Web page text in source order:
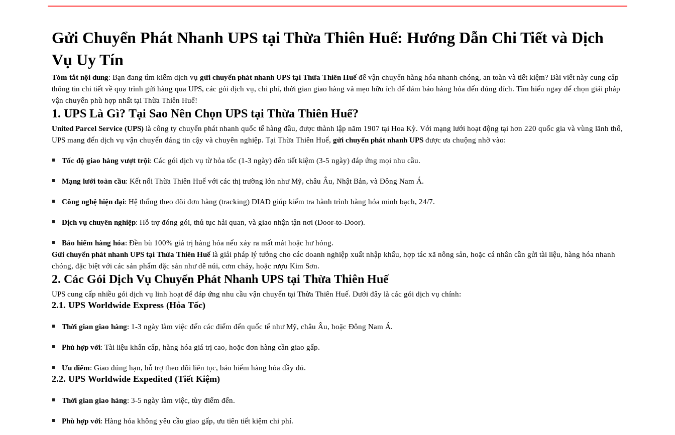
Gửi Chuyển Phát Nhanh UPS tại Thừa Thiên Huế: Hướng Dẫn Chi Tiết và Dịch
Vụ Uy Tín
Tóm tắt nội dung: Bạn đang tìm kiếm dịch vụ gửi chuyển phát nhanh UPS tại Thừa Thiên Huếđể vận chuyển hàng hóa nhanh chóng, an toàn và tiết kiệm? Bài viết này cung cấp
thông tin chi tiết về quy trình gửi hàng qua UPS, các gói dịch vụ, chi phí, thời gian giao hàng và mẹo hữu ích để đảm bảo hàng hóa đến đúng đích. Tìm hiểu ngay để chọn giải pháp
vận chuyển phù hợp nhất tại Thừa Thiên Huế!
1. UPS Là Gì? Tại Sao Nên Chọn UPS tại Thừa Thiên Huế?
United Parcel Service (UPS)là công ty chuyển phát nhanh quốc tế hàng đầu, được thành lập năm 1907 tại Hoa Kỳ. Với mạng lưới hoạt động tại hơn 220 quốc gia và vùng lãnh thổ,
UPS mang đến dịch vụ vận chuyển đáng tin cậy và chuyên nghiệp. Tại Thừa Thiên Huế, gửi chuyển phát nhanh UPSđược ưa chuộng nhờ vào:
Tốc độ giao hàng vượt trội: Các gói dịch vụ từ hỏa tốc (1-3 ngày) đến tiết kiệm (3-5 ngày) đáp ứng mọi nhu cầu.
Mạng lưới toàn cầu: Kết nối Thừa Thiên Huế với các thị trường lớn như Mỹ, châu Âu, Nhật Bản, và Đông Nam Á.
Công nghệ hiện đại: Hệ thống theo dõi đơn hàng (tracking) DIAD giúp kiểm tra hành trình hàng hóa minh bạch, 24/7.
Dịch vụ chuyên nghiệp: Hỗ trợ đóng gói, thủ tục hải quan, và giao nhận tận nơi (Door-to-Door).
Bảo hiểm hàng hóa: Đền bù 100% giá trị hàng hóa nếu xảy ra mất mát hoặc hư hỏng.
Gửi chuyển phát nhanh UPS tại Thừa Thiên Huếlà giải pháp lý tưởng cho các doanh nghiệp xuất nhập khẩu, hợp tác xã nông sản, hoặc cá nhân cần gửi tài liệu, hàng hóa nhanh
chóng, đặc biệt với các sản phẩm đặc sản như dê núi, cơm cháy, hoặc rượu Kim Sơn.
2. Các Gói Dịch Vụ Chuyển Phát Nhanh UPS tại Thừa Thiên Huế
UPS cung cấp nhiều gói dịch vụ linh hoạt để đáp ứng nhu cầu vận chuyển tại Thừa Thiên Huế. Dưới đây là các gói dịch vụ chính:
2.1. UPS Worldwide Express (Hỏa Tốc)
Thời gian giao hàng: 1-3 ngày làm việc đến các điểm đến quốc tế như Mỹ, châu Âu, hoặc Đông Nam Á.
Phù hợp với: Tài liệu khẩn cấp, hàng hóa giá trị cao, hoặc đơn hàng cần giao gấp.
Ưu điểm: Giao đúng hạn, hỗ trợ theo dõi liên tục, bảo hiểm hàng hóa đầy đủ.
2.2. UPS Worldwide Expedited (Tiết Kiệm)
Thời gian giao hàng: 3-5 ngày làm việc, tùy điểm đến.
Phù hợp với: Hàng hóa không yêu cầu giao gấp, ưu tiên tiết kiệm chi phí.